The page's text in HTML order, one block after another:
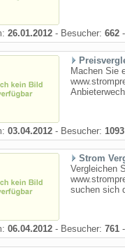
26.01.2012 - Besucher: 662
Machen Sie
03.04.2012 - Besucher: 1093
Strom
Vergleichen
suchen sich
06.04.2012 - Besucher: 761